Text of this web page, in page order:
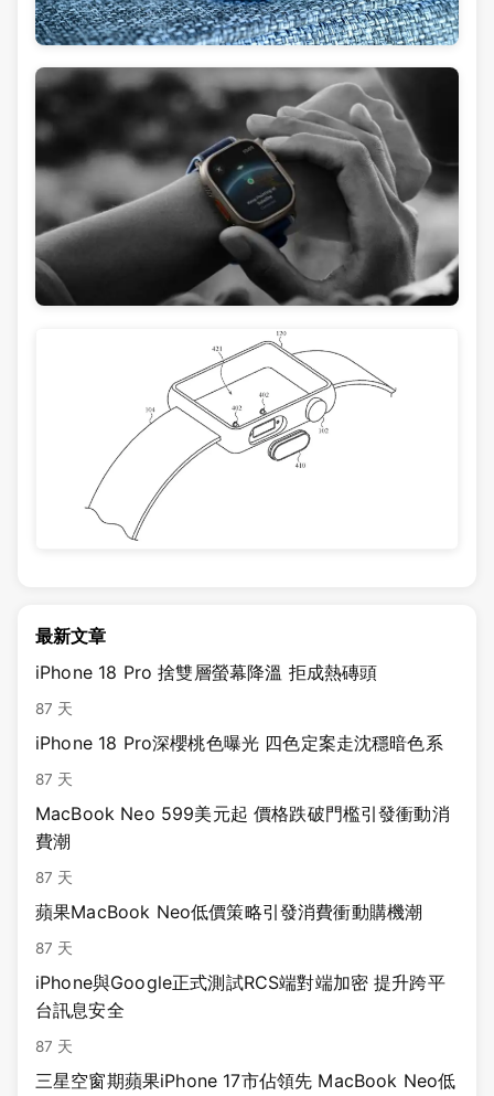
最新文章
iPhone 18 Pro 捨雙層螢幕降溫 拒成熱磚頭
87 天
iPhone 18 Pro深櫻桃色曝光 四色定案走沈穩暗色系
87 天
MacBook Neo 599美元起 價格跌破門檻引發衝動消
費潮
87 天
蘋果MacBook Neo低價策略引發消費衝動購機潮
87 天
iPhone與Google正式測試RCS端對端加密 提升跨平
台訊息安全
87 天
三星空窗期蘋果iPhone 17市佔領先 MacBook Neo低